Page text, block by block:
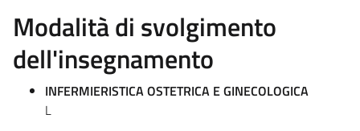
Modalità di svolgimento
dell'insegnamento
INFERMIERISTICA OSTETRICA E GINECOLOGICA
L